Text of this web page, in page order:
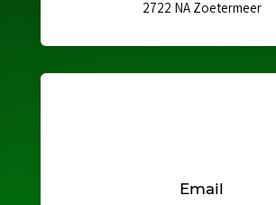
2722 NA Zoetermeer
Email